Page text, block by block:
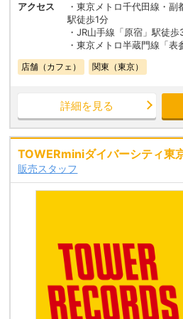
アクセス
・東京メトロ千代田線・副
駅徒歩1分
・JR山手線「原宿」駅徒歩
・東京メトロ半蔵門線「表
店舗（カフェ） 関東（東京）
詳細を見る
TOWERminiダイバーシティ
販売スタッフ